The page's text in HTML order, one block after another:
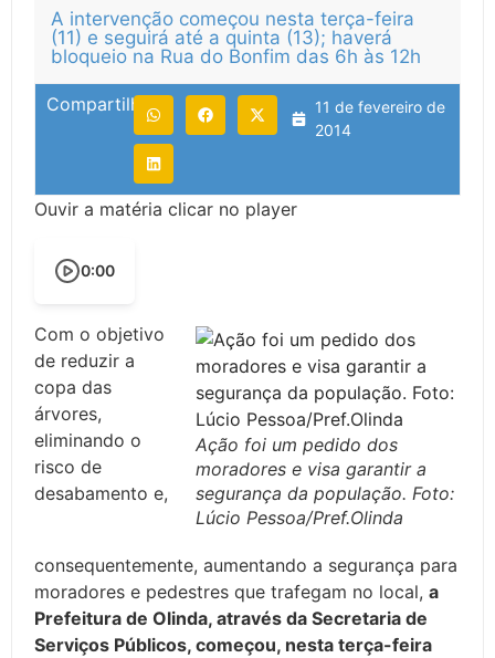
A intervenção começou nesta terça-feira
(11) e seguirá até a quinta (13); haverá
bloqueio na Rua do Bonfim das 6h às 12h
Compartilhe:
11 de fevereiro de
2014
Ouvir a matéria clicar no player
0:00
Ação foi um pedido dos
moradores e visa garantir a
segurança da população. Foto:
Lúcio Pessoa/Pref.Olinda
Com o objetivo
de reduzir a
copa das
árvores,
eliminando o
risco de
desabamento e,
consequentemente, aumentando a segurança para
moradores e pedestres que trafegam no local, a
Prefeitura de Olinda, através da Secretaria de
Serviços Públicos, começou, nesta terça-feira